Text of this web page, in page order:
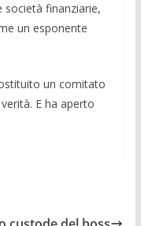
finanzia­rie,
un esponente
un comitato
E ha aperto